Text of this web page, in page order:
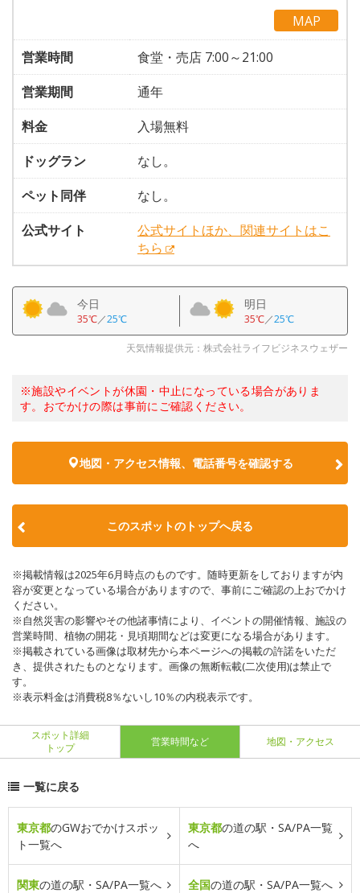
MAP
営業時間
食堂・売店 7:00～21:00
営業期間
通年
料金
入場無料
ドッグラン
なし。
ペット同伴
なし。
公式サイト
公式サイトほか、関連サイトはこ
ちら
今日
35℃／25℃
明日
35℃／25℃
天気情報提供元：株式会社ライフビジネスウェザー
※施設やイベントが休園・中止になっている場合がありま
す。おでかけの際は事前にご確認ください。
地図・アクセス情報、電話番号を確認する
このスポットのトップへ戻る
※掲載情報は2025年6月時点のものです。随時更新をしておりますが内
容が変更となっている場合がありますので、事前にご確認の上おでかけ
ください。
※自然災害の影響やその他諸事情により、イベントの開催情報、施設の
営業時間、植物の開花・見頃期間などは変更になる場合があります。
※掲載されている画像は取材先から本ページへの掲載の許諾をいただ
き、提供されたものとなります。画像の無断転載(二次使用)は禁止で
す。
※表示料金は消費税8％ないし10％の内税表示です。
スポット詳細
トップ
営業時間など 地図・アクセス
一覧に戻る
東京都のGWおでかけスポッ
ト一覧へ
東京都の道の駅・SA/PA一覧
へ
関東の道の駅・SA/PA一覧へ 全国の道の駅・SA/PA一覧へ